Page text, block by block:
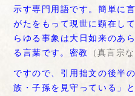
示す専門用語です。簡単に
がたをもって現世に顕在し
らゆる事象は大日如来のあ
る言葉です。密教
（真言宗
ですので、引用拙文の後半
族・子孫を見守っている」